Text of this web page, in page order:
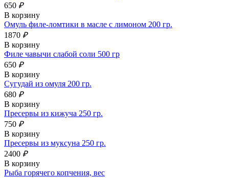
650 ₽
В корзину
Омуль филе-ломтики в масле с лимоном 200 гр.
1870 ₽
В корзину
Филе чавычи слабой соли 500 гр
650 ₽
В корзину
Сугудай из омуля 200 гр.
680 ₽
В корзину
Пресервы из кижуча 250 гр.
750 ₽
В корзину
Пресервы из муксуна 250 гр.
2400 ₽
В корзину
Рыба горячего копчения, вес